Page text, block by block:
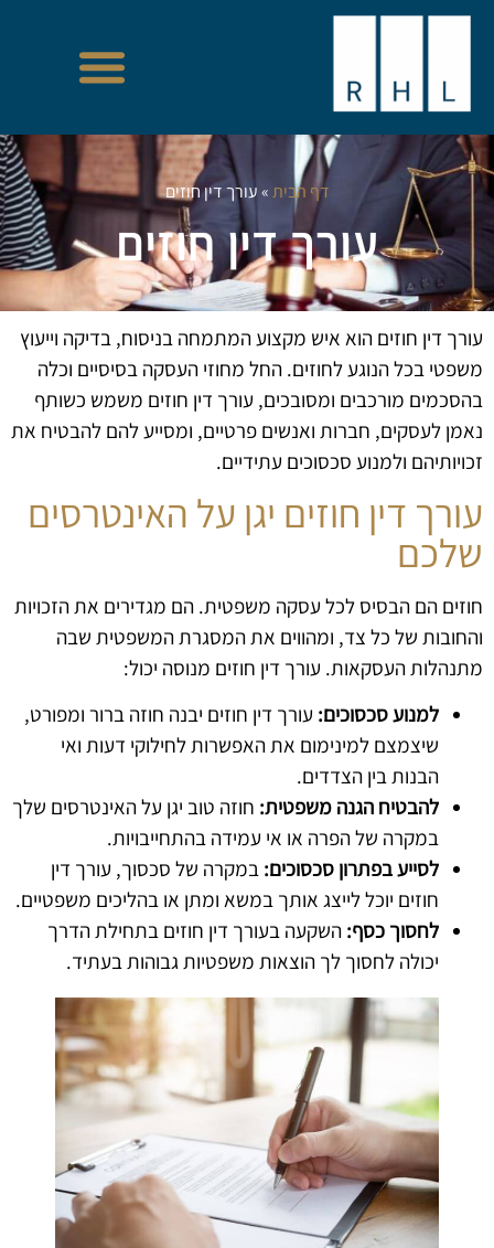
דף הבית»עורך דין חוזים
עורך דין חוזים
עורך דין חוזים הוא איש מקצוע המתמחה בניסוח, בדיקה וייעוץ
משפטי בכל הנוגע לחוזים. החל מחוזי העסקה בסיסיים וכלה
בהסכמים מורכבים ומסובכים, עורך דין חוזים משמש כשותף
נאמן לעסקים, חברות ואנשים פרטיים, ומסייע להם להבטיח את
זכויותיהם ולמנוע סכסוכים עתידיים.
עורך דין חוזים יגן על האינטרסים
שלכם
חוזים הם הבסיס לכל עסקה משפטית. הם מגדירים את הזכויות
והחובות של כל צד, ומהווים את המסגרת המשפטית שבה
מתנהלות העסקאות. עורך דין חוזים מנוסה יכול:
למנוע סכסוכים: עורך דין חוזים יבנה חוזה ברור ומפורט,
שיצמצם למינימום את האפשרות לחילוקי דעות ואי
הבנות בין הצדדים.
להבטיח הגנה משפטית: חוזה טוב יגן על האינטרסים שלך
במקרה של הפרה או אי עמידה בהתחייבויות.
לסייע בפתרון סכסוכים: במקרה של סכסוך, עורך דין
חוזים יוכל לייצג אותך במשא ומתן או בהליכים משפטיים.
לחסוך כסף: השקעה בעורך דין חוזים בתחילת הדרך
יכולה לחסוך לך הוצאות משפטיות גבוהות בעתיד.